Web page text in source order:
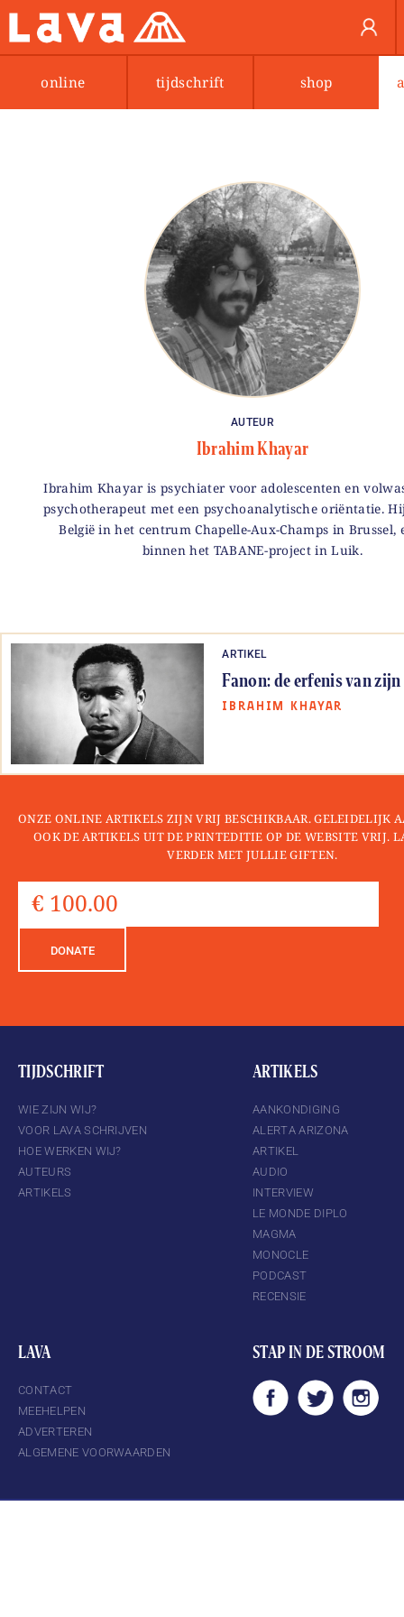
online tijdschrift shop
AUTEUR
Ibrahim Khayar
Ibrahim Khayar is psychiater voor adolescenten en
psychotherapeut met een psychoanalytische oriëntatie.
België in het centrum Chapelle-Aux-Champs in Brussel,
binnen het TABANE-project in Luik.
ARTIKEL
Fanon: de erfenis van
IBRAHIM KHAYAR
ONZE ONLINE ARTIKELS ZIJN VRIJ BESCHIKBAAR. GELEIDELIJK
OOK DE ARTIKELS UIT DE PRINTEDITIE OP DE WEBSITE VRIJ.
VERDER MET JULLIE GIFTEN.
DONATE
TIJDSCHRIFT
WIE ZIJN WIJ?
VOOR LAVA SCHRIJVEN
HOE WERKEN WIJ?
AUTEURS
ARTIKELS
ARTIKELS
AANKONDIGING
ALERTA ARIZONA
ARTIKEL
AUDIO
INTERVIEW
LE MONDE DIPLO
MAGMA
MONOCLE
PODCAST
RECENSIE
LAVA
CONTACT
MEEHELPEN
ADVERTEREN
ALGEMENE VOORWAARDEN
STAP IN DE STROOM